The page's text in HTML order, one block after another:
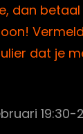
dan
dat je
19:30-